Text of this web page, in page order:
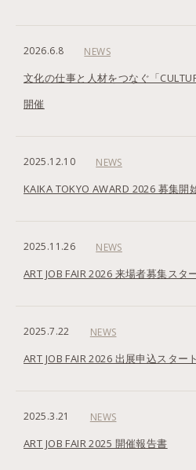
2026.6.8 NEWS
文化の仕事と人材をつなぐ「
開催
2025.12.10 NEWS
KAIKA TOKYO AWARD 2026 募集開
2025.11.26 NEWS
ART JOB FAIR 2026 来場者募集スタ
2025.7.22 NEWS
ART JOB FAIR 2026 出展申込スタート
2025.3.21 NEWS
ART JOB FAIR 2025 開催報告書